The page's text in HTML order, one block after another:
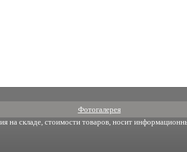
Фотогалерея
на складе, стоимости товаров, носит